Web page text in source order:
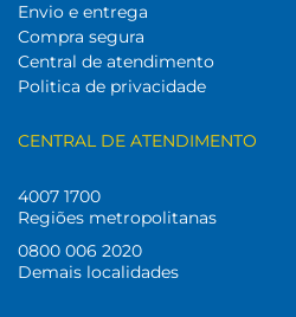
Envio e entrega
Compra segura
Central de atendimento
Politica de privacidade
CENTRAL DE ATENDIMENTO
4007 1700
Regiões metropolitanas
0800 006 2020
Demais localidades